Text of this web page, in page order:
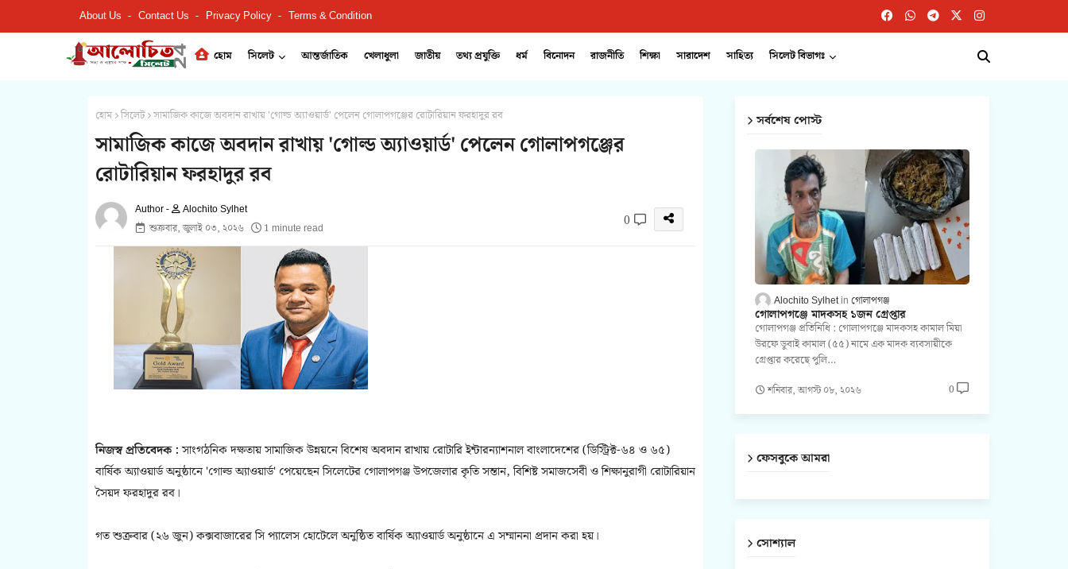
About Us Contact Us Privacy Policy Terms & Condition
হোম সিলেট আন্তর্জাতিক খেলাধুলা জাতীয় তথ্য প্রযুক্তি ধর্ম বিনোদন রাজনীতি শিক্ষা সারাদেশ সাহিত্য সিলেট বিভাগঃ
হোম সিলেট সামাজিক কাজে অবদান রাখায় 'গোল্ড অ্যাওয়ার্ড' পেলেন গোলাপগঞ্জের রোটারিয়ান ফরহাদুর রব
সামাজিক কাজে অবদান রাখায় 'গোল্ড অ্যাওয়ার্ড' পেলেন গোলাপগঞ্জের
রোটারিয়ান ফরহাদুর রব
Alochito Sylhet
শুক্রবার, জুলাই ০৩, ২০২৬
1 minute read 0
নিজস্ব প্রতিবেদক :সাংগঠনিক দক্ষতায় সামাজিক উন্নয়নে বিশেষ অবদান রাখায় রোটারি ইন্টারন‍্যাশনাল বাংলাদেশের (ডিস্ট্রিক্ট-৬৪ ও ৬৫)
বার্ষিক অ্যাওয়ার্ড অনুষ্ঠানে 'গোল্ড অ্যাওয়ার্ড' পেয়েছেন সিলেটের গোলাপগঞ্জ উপজেলার কৃতি সন্তান, বিশিষ্ট সমাজসেবী ও শিক্ষানুরাগী রোটারিয়ান
সৈয়দ ফরহাদুর রব।
গত শুক্রবার (২৬ জুন) কক্সবাজারের সি প্যালেস হোটেলে অনুষ্ঠিত বার্ষিক অ্যাওয়ার্ড অনুষ্ঠানে এ সম্মাননা প্রদান করা হয়।
সর্বশেষ পোস্ট
Alochito Sylhet গোলাপগঞ্জ
গোলাপগঞ্জে মাদকসহ ১জন গ্রেপ্তার
গোলাপগঞ্জ প্রতিনিধি : গোলাপগঞ্জে মাদকসহ কামাল মিয়া
উরফে ডুবাই কামাল (৫৫) নামে এক মাদক ব্যবসায়ীকে
গ্রেপ্তার করেছে পুলি…
শনিবার, আগস্ট ০৮, ২০২৬ 0
ফেসবুকে আমরা
সোশ্যাল